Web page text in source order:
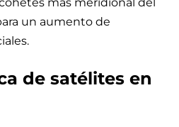
un aumento de
de satélites en